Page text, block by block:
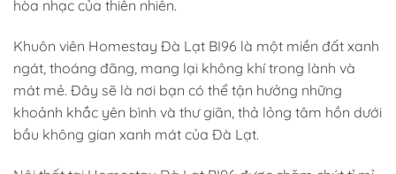
hòa nhạc của thiên nhiên.
Khuôn viên Homestay Đà Lạt BI96 là một miền đất xanh
ngát, thoáng đãng, mang lại không khí trong lành và
mát mẻ. Đây sẽ là nơi bạn có thể tận hưởng những
khoảnh khắc yên bình và thư giãn, thả lỏng tâm hồn dưới
bầu không gian xanh mát của Đà Lạt.